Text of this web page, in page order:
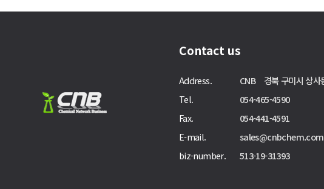
Contact us
Address.
CNB 경북 구미시 상사
Tel.
054-465-4590
Fax.
054-441-4591
E-mail.
sales@cnbchem.com
biz-number.
513-19-31393